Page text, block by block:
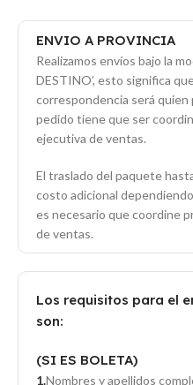
ENVIO A PROVINCIA
Realizamos envíos bajo la
DESTINO’, esto significa
correspondencia será
pedido tiene que ser
ejecutiva de ventas.
El traslado del paquete
costo adicional
es necesario que coordine
de ventas.
Los requisitos para el
son:
(SI ES BOLETA)
Nombres y apellidos